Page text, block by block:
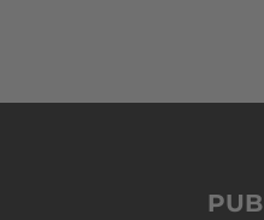
PUB